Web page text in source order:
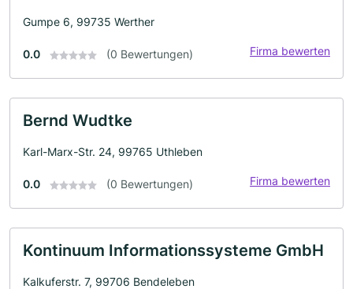
Gumpe 6, 99735 Werther
0.0 (0 Bewertungen) Firma bewerten
Bernd Wudtke
Karl-Marx-Str. 24, 99765 Uthleben
0.0 (0 Bewertungen) Firma bewerten
Kontinuum Informationssysteme GmbH
Kalkuferstr. 7, 99706 Bendeleben